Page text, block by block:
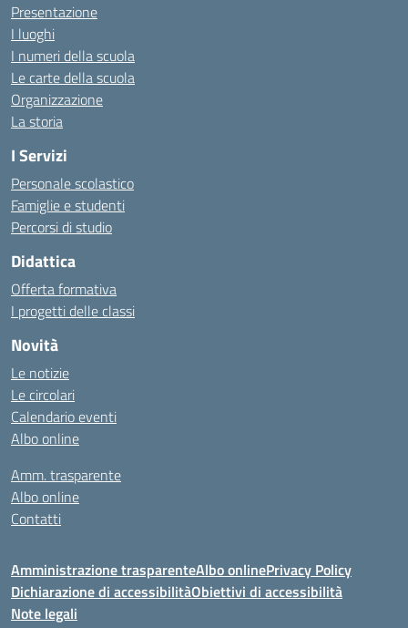
Presentazione
I luoghi
I numeri della scuola
Le carte della scuola
Organizzazione
La storia
I Servizi
Personale scolastico
Famiglie e studenti
Percorsi di studio
Didattica
Offerta formativa
I progetti delle classi
Novità
Le notizie
Le circolari
Calendario eventi
Albo online
Amm. trasparente
Albo online
Contatti
Amministrazione trasparenteAlbo onlinePrivacy Policy
Dichiarazione di accessibilitàObiettivi di accessibilità
Note legali